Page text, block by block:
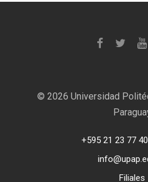
© 2026 Universidad
+595 21 23 77
Filiales